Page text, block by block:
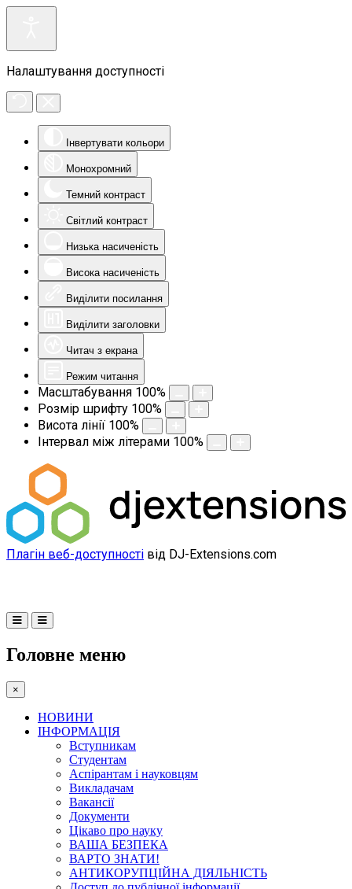
Налаштування доступності
Інвертувати кольори
Монохромний
Темний контраст
Світлий контраст
Низька насиченість
Висока насиченість
Виділити посилання
Виділити заголовки
Читач з екрана
Режим читання
Масштабування 100%
Розмір шрифту 100%
Висота лінії 100%
Інтервал між літерами 100%
Плагін веб-доступності від DJ-Extensions.com
Головне меню
×
НОВИНИ
ІНФОРМАЦІЯ
Вступникам
Студентам
Аспірантам і науковцям
Викладачам
Вакансії
Документи
Цікаво про науку
ВАША БЕЗПЕКА
ВАРТО ЗНАТИ!
АНТИКОРУПЦІЙНА ДІЯЛЬНІСТЬ